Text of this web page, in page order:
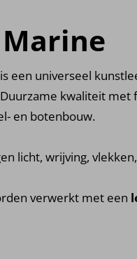
is een universeel
kwaliteit
en botenbouw.
licht, wrijving,
verwerkt met een